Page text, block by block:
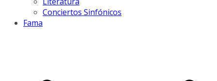
Conciertos Sinfónicos
Fama